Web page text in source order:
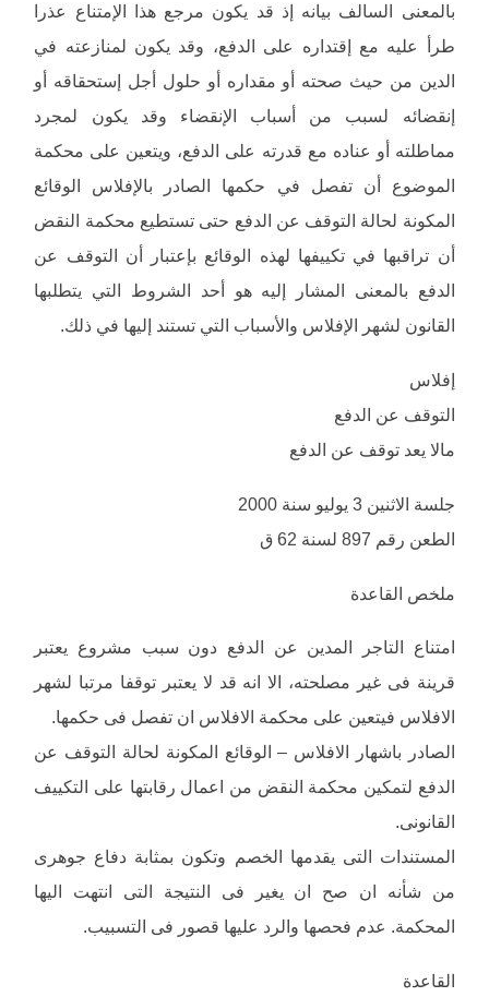
بالمعنى السالف بيانه إذ قد يكون مرجع هذا الإمتناع عذرا
طرأ عليه مع إقتداره على الدفع، وقد يكون لمنازعته في
الدين من حيث صحته أو مقداره أو حلول أجل إستحقاقه أو
إنقضائه لسبب من أسباب الإنقضاء وقد يكون لمجرد
مماطلته أو عناده مع قدرته على الدفع، ويتعين على محكمة
الموضوع أن تفصل في حكمها الصادر بالإفلاس الوقائع
المكونة لحالة التوقف عن الدفع حتى تستطيع محكمة النقض
أن تراقبها في تكييفها لهذه الوقائع بإعتبار أن التوقف عن
الدفع بالمعنى المشار إليه هو أحد الشروط التي يتطلبها
القانون لشهر الإفلاس والأسباب التي تستند إليها في ذلك.
إفلاس
التوقف عن الدفع
مالا يعد توقف عن الدفع
جلسة الاثنين 3 يوليو سنة 2000
الطعن رقم 897 لسنة 62 ق
ملخص القاعدة
امتناع التاجر المدين عن الدفع دون سبب مشروع يعتبر
قرينة فى غير مصلحته، الا انه قد لا يعتبر توقفا مرتبا لشهر
الافلاس فيتعين على محكمة الافلاس ان تفصل فى حكمها.
الصادر باشهار الافلاس – الوقائع المكونة لحالة التوقف عن
الدفع لتمكين محكمة النقض من اعمال رقابتها على التكييف
القانونى.
المستندات التى يقدمها الخصم وتكون بمثابة دفاع جوهرى
من شأنه ان صح ان يغير فى النتيجة التى انتهت اليها
المحكمة. عدم فحصها والرد عليها قصور فى التسبيب.
القاعدة